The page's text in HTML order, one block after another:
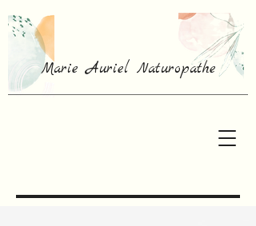
Marie Auriel Naturopathe